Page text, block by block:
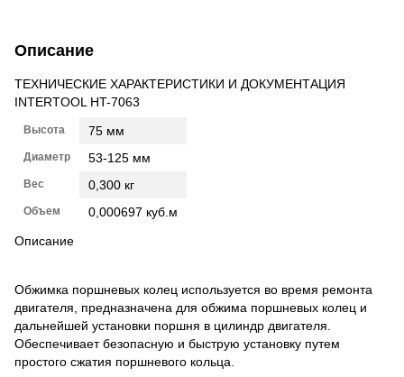
Описание
ТЕХНИЧЕСКИЕ ХАРАКТЕРИСТИКИ И ДОКУМЕНТАЦИЯ
INTERTOOL HT-7063
Высота 75 мм
Диаметр 53-125 мм
Вес 0,300 кг
Объем
0,000697 куб.м
Описание
Обжимка поршневых колец используется во время ремонта
двигателя, предназначена для обжима поршневых колец и
дальнейшей установки поршня в цилиндр двигателя.
Обеспечивает безопасную и быструю установку путем
простого сжатия поршневого кольца.